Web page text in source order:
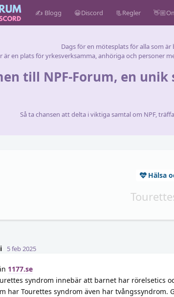
✍ Blogg 😀Discord 📃Regler
Dags för en mötesplats för alla som
är en plats för yrkesverksamma, anhöriga och personer
till NPF-Forum, en
Så ta chansen att delta i viktiga samtal om NPF,
Hälsa
5 feb 2025
1177.se
syndrom innebär att barnet har rörelsetics
har Tourettes syndrom även har